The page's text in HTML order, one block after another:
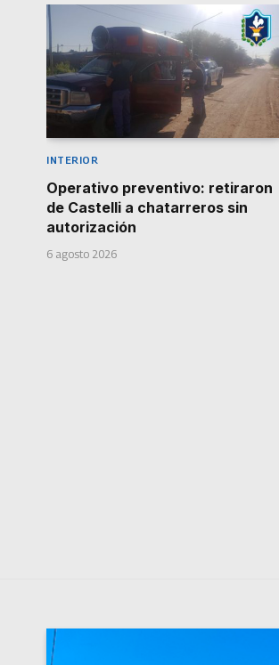
INTERIOR
Operativo preventivo: retiraron
de Castelli a chatarreros sin
autorización
6 agosto 2026